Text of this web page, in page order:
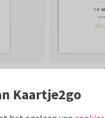
je kaart
Kaartje2go